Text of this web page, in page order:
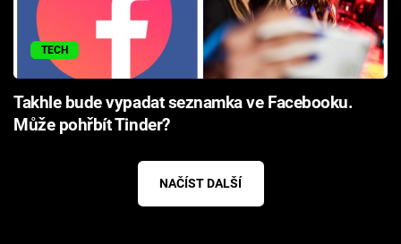
TECH
Takhle bude vypadat seznamka ve Facebooku.
Může pohřbít Tinder?
NAČÍST DALŠÍ